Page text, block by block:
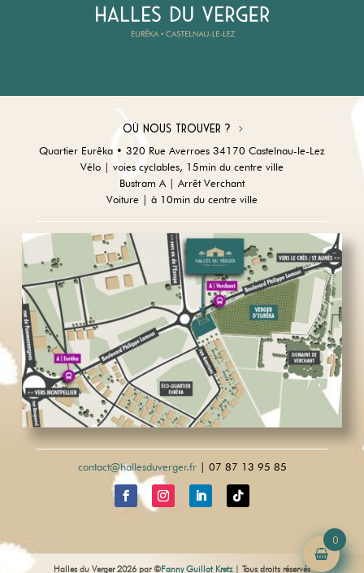
Où nous trouver ?
Quartier Eurêka • 320 Rue Averroes 34170 Castelnau-le-Lez
Vélo | voies cyclables, 15min du centre ville
Bustram A | Arrêt Verchant
Voiture | à 10min du centre ville
contact@hallesduverger.fr| 07 87 13 95 85
Halles du Verger 2026 par ©Fanny Guillot Kretz| Tous droits réservés
0